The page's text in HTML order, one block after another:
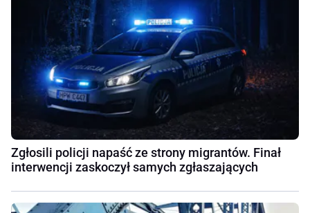
Zgłosili policji napaść ze strony migrantów. Finał
interwencji zaskoczył samych zgłaszających